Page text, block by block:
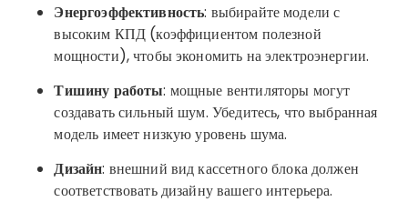
Энергоэффективность: выбирайте модели с
высоким КПД (коэффициентом полезной
мощности), чтобы экономить на электроэнергии.
Тишину работы: мощные вентиляторы могут
создавать сильный шум. Убедитесь, что выбранная
модель имеет низкую уровень шума.
Дизайн: внешний вид кассетного блока должен
соответствовать дизайну вашего интерьера.